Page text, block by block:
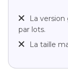
La
par lots.
La taille